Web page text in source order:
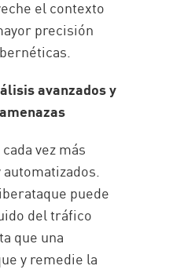
el contexto
precisión
avanzados y
vez más
puede
del tráfico
que una
y remedie la